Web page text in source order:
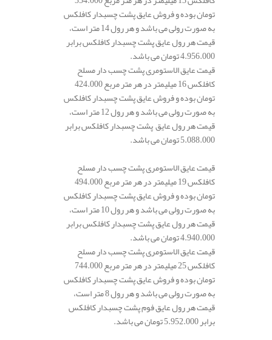
تومان بوده و فروش عایق پشت چسبدار کافلکس
به صورت رولی می باشد و هر رول 14 متر است،
قیمت هر رول عایق پشت چسبدار کافلکس برابر
4.956.000 تومان می باشد.
قیمت عایق الاستومری پشت چسب دار مسلح
کافلکس 16 میلیمتر در هر متر مربع 424.000
تومان بوده و فروش عایق پشت چسبدار کافلکس
به صورت رولی می باشد و هر رول 12 متر است،
قیمت هر رول عایق پشت چسبدار کافلکس برابر
5.088.000 تومان می باشد.
قیمت عایق الاستومری پشت چسب دار مسلح
کافلکس 19 میلیمتر در هر متر مربع 494.000
تومان بوده و فروش عایق پشت چسبدار کافلکس
به صورت رولی می باشد و هر رول 10 متر است،
قیمت هر رول عایق پشت چسبدار کافلکس برابر
4.940.000 تومان می باشد.
قیمت عایق الاستومری پشت چسب دار مسلح
کافلکس 25 میلیمتر در هر متر مربع 744.000
تومان بوده و فروش عایق پشت چسبدار کافلکس
به صورت رولی می باشد و هر رول 8 متر است،
قیمت هر رول عایق فوم پشت چسبدار کافلکس
برابر 5.952.000 تومان می باشد.